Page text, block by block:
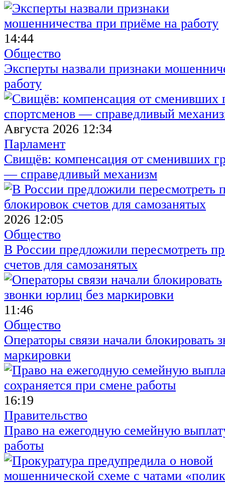
14:44
Общество
Эксперты назвали признаки
работу
Августа 2026 12:34
Парламент
Свищёв: компенсация от сменивших
— справедливый механизм
2026 12:05
Общество
В России предложили пересмотреть
счетов для самозанятых
11:46
Общество
Операторы связи начали блокировать
маркировки
16:19
Правительство
Право на ежегодную семейную
работы